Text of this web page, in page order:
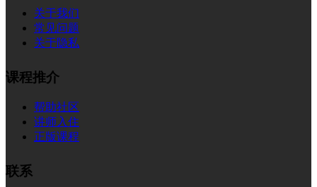
关于我们
常见问题
关于隐私
课程推介
帮助社区
讲师入住
正版课程
联系